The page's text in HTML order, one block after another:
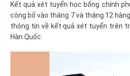
Kết quả xét tuyển học bổng chính
công bố vào tháng 7 và tháng 12
thông tin về kết quả xét tuyển trên
Hàn Quốc.